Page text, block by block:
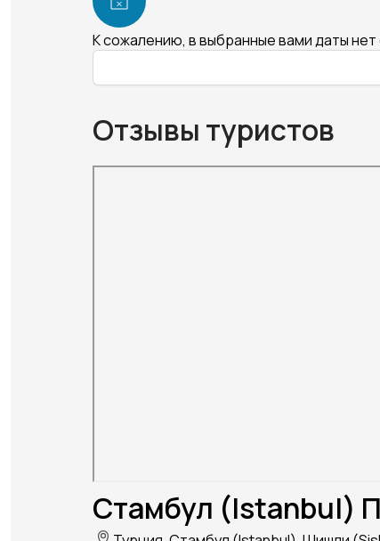
К сожалению, в выбранные вами даты
Отзывы туристов
Стамбул (Istanbul)